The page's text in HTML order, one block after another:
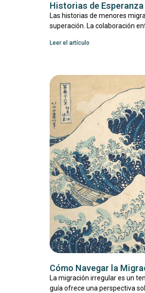
Historias de Esperanza
Las historias de menores
superación. La colaboración
Leer el artículo
Cómo Navegar la
La migración irregular es un
guía ofrece una perspectiva